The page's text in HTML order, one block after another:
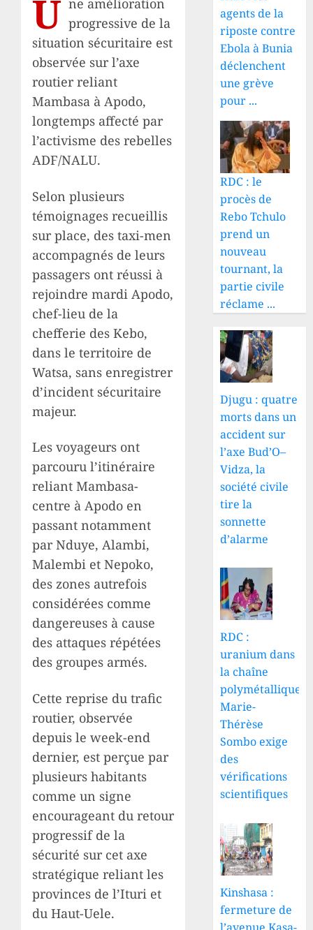
U ne amélioration
progressive de la
situation sécuritaire est
observée sur l’axe
routier reliant
Mambasa à Apodo,
longtemps affecté par
l’activisme des rebelles
ADF/NALU.
Selon plusieurs
témoignages recueillis
sur place, des taxi-men
accompagnés de leurs
passagers ont réussi à
rejoindre mardi Apodo,
chef-lieu de la
chefferie des Kebo,
dans le territoire de
Watsa, sans enregistrer
d’incident sécuritaire
majeur.
Les voyageurs ont
parcouru l’itinéraire
reliant Mambasa-
centre à Apodo en
passant notamment
par Nduye, Alambi,
Malembi et Nepoko,
des zones autrefois
considérées comme
dangereuses à cause
des attaques répétées
des groupes armés.
Cette reprise du trafic
routier, observée
depuis le week-end
dernier, est perçue par
plusieurs habitants
comme un signe
encourageant du retour
progressif de la
sécurité sur cet axe
stratégique reliant les
provinces de l’Ituri et
du Haut-Uele.
agents de la
riposte contre
Ebola à Bunia
déclenchent
une grève
pour ...
RDC : le
procès de
Rebo Tchulo
prend un
nouveau
tournant, la
partie civile
réclame ...
Djugu : quatre
morts dans un
accident sur
l’axe Bud’O–
Vidza, la
société civile
tire la
sonnette
d’alarme
RDC :
uranium dans
la chaîne
polymétallique,
Marie-
Thérèse
Sombo exige
des
vérifications
scientifiques
Kinshasa :
fermeture de